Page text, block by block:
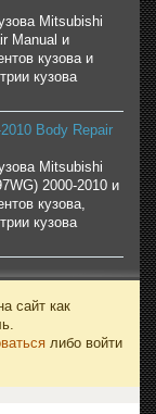
Mitsubishi
Manual и
кузова и
кузова
Body Repair
Mitsubishi
2000-2010 и
кузова,
кузова
сайт как
либо войти